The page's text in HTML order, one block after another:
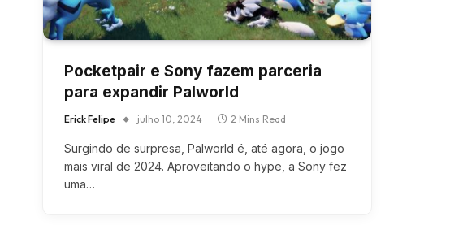
Pocketpair e Sony fazem parceria
para expandir Palworld
Erick Felipe julho 10, 2024 2 Mins Read
Surgindo de surpresa, Palworld é, até agora, o jogo
mais viral de 2024. Aproveitando o hype, a Sony fez
uma…